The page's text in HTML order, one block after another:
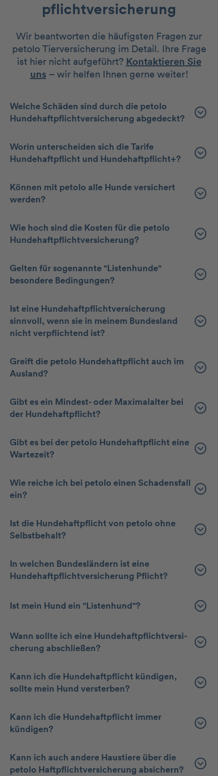
pflichtversicherung
Wir beantworten die häufigsten Fragen zur
petolo Tierversicherung im Detail. Ihre Frage
ist hier nicht aufgeführt? Kontaktieren Sie
uns– wir helfen Ihnen gerne weiter!
Welche Schäden sind durch die petolo
Hundehaftpflichtversicherung abgedeckt?
Worin unterscheiden sich die Tarife
Hundehaftpflicht und Hundehaftpflicht+?
Können mit petolo alle Hunde versichert
werden?
Wie hoch sind die Kosten für die petolo
Hundehaftpflichtversicherung?
Gelten für sogenannte "Listenhunde"
besondere Bedingungen?
Ist eine Hundehaftpflichtversicherung
sinnvoll, wenn sie in meinem Bundesland
nicht verpflichtend ist?
Greift die petolo Hundehaftpflicht auch im
Ausland?
Gibt es ein Mindest- oder Maximalalter bei
der Hundehaftpflicht?
Gibt es bei der petolo Hundehaftpflicht eine
Wartezeit?
Wie reiche ich bei petolo einen Schadensfall
ein?
Ist die Hundehaftpflicht von petolo ohne
Selbstbehalt?
In welchen Bundesländern ist eine
Hundehaftpflichtversicherung Pflicht?
Ist mein Hund ein "Listenhund"?
Wann sollte ich eine Hunde­haft­pflicht­ver­si­
che­rung abschließen?
Kann ich die Hunde­haft­pflicht kündigen,
sollte mein Hund versterben?
Kann ich die Hunde­haft­pflicht immer
kündigen?
Kann ich auch andere Haustiere über die
petolo Haftpflichtversicherung absichern?